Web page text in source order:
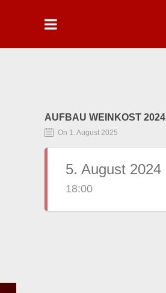
AUFBAU WEINKOST 2024
On 1. August 2025
5. August 2024
18:00